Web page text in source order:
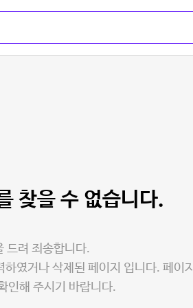
찾을 수 없습니다.
드려 죄송합니다.
였거나 삭제된 페이지 입니다. 페이지
인해 주시기 바랍니다.